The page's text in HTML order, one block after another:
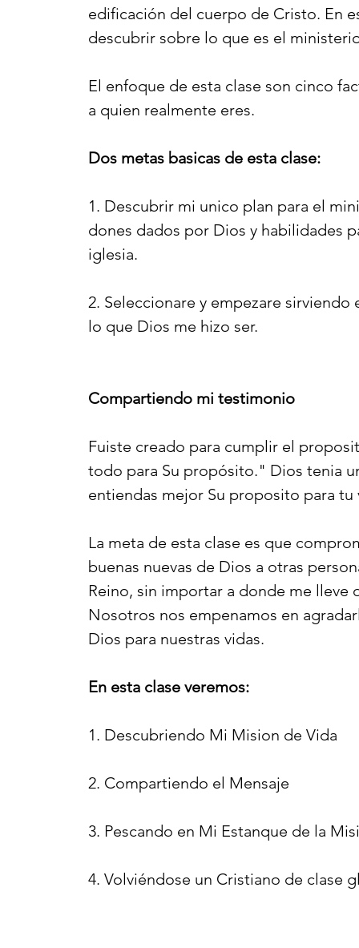
edificación del cuerpo de Cristo. En
descubrir sobre lo que es el
El enfoque de esta clase son cinco
a quien realmente eres.
Dos metas basicas de esta clase:
1. Descubrir mi unico plan para el
dones dados por Dios y habilidades
iglesia.
2. Seleccionare y empezare
lo que Dios me hizo ser.
Compartiendo mi testimonio
Fuiste creado para cumplir el
todo para Su propósito." Dios tenia
entiendas mejor Su proposito para tu
La meta de esta clase es que
buenas nuevas de Dios a otras
Reino, sin importar a donde me lleve
Nosotros nos empenamos en
Dios para nuestras vidas.
En esta clase veremos:
1. Descubriendo Mi Mision de Vida
2. Compartiendo el Mensaje
3. Pescando en Mi Estanque de la
4. Volviéndose un Cristiano de clase